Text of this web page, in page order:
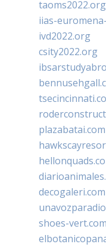
taoms2022.org
iias-
ivd2022.org
csity2022.org
plazabatai.com
decogaleri.com
shoes-vert.com